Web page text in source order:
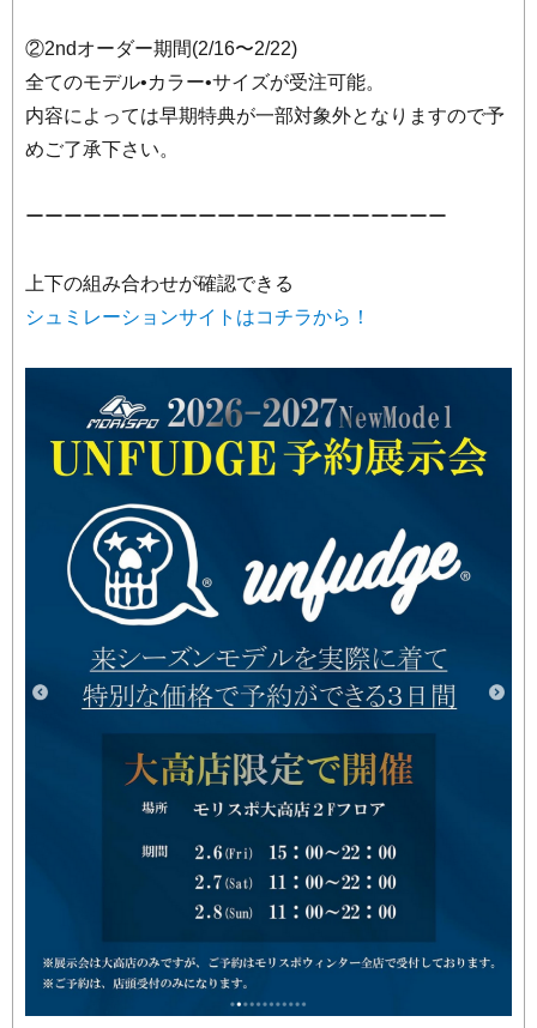
②2ndオーダー期間(2/16〜2/22)
全てのモデル•カラー•サイズが受注可能。
内容によっては早期特典が一部対象外となりますので予
めご了承下さい。
ーーーーーーーーーーーーーーーーーーーーーー
上下の組み合わせが確認できる
シュミレーションサイトはコチラから！